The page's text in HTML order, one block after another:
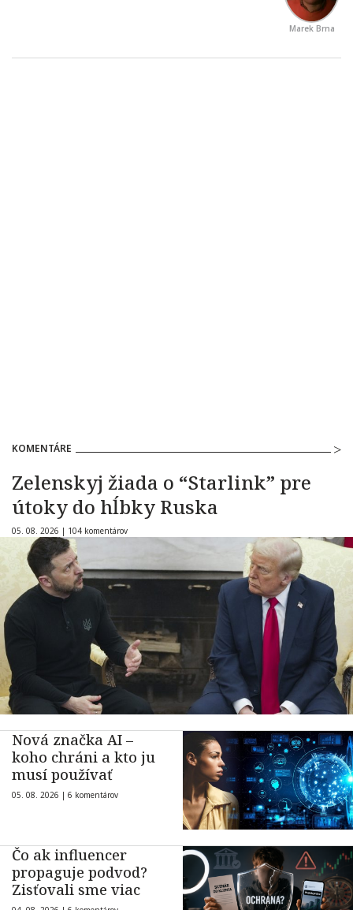
Marek Brna
KOMENTÁRE
Zelenskyj žiada o “Starlink” pre
útoky do hĺbky Ruska
05. 08. 2026 | 104 komentárov
Nová značka AI –
koho chráni a kto ju
musí používať
05. 08. 2026 | 6 komentárov
Čo ak influencer
propaguje podvod?
Zisťovali sme viac